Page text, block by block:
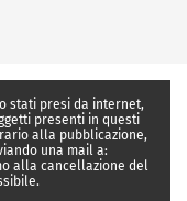
stati presi da internet,
presenti in questi
alla pubblicazione,
una mail a:
alla cancellazione del